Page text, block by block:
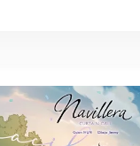
AÑADIR AL CARRITO